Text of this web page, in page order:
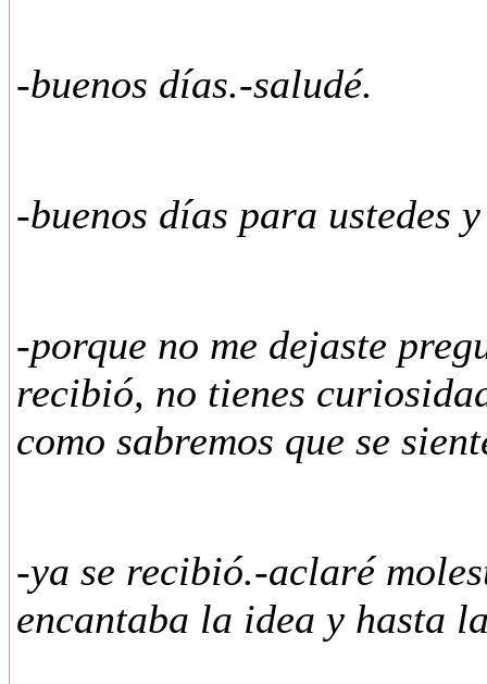
-buenos días.-saludé.
-buenos días para ustedes
-porque no me dejaste
recibió, no tienes
como sabremos que se
-ya se recibió.-aclaré
encantaba la idea y hasta